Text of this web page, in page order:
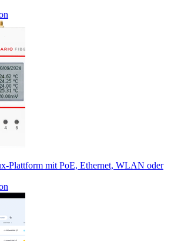
Plattform mit PoE, Ethernet, WLAN oder